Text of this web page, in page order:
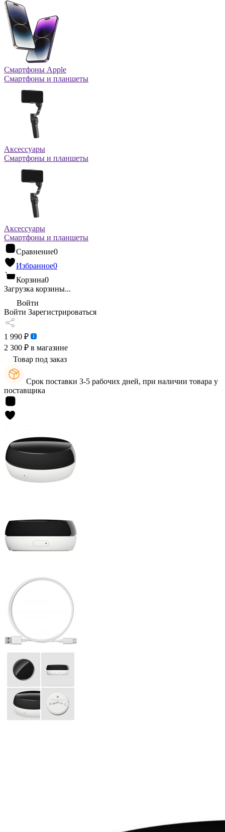
Смартфоны Apple
Смартфоны и планшеты
Аксессуары
Смартфоны и планшеты
Аксессуары
Смартфоны и планшеты
Сравнение0
Избранное0
Корзина0
Загрузка корзины...
Войти
Войти Зарегистрироваться
1 990 ₽
2 300 ₽ в магазине
Товар под заказ
Срок поставки 3-5 рабочих дней, при наличии товара у
поставщика